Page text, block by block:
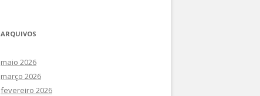
DIREITO E NAS POLÍTICAS
III CONGRESSO INTERNACIONAL –
III CONGRESSO INTERNACIONAL –
BRASIL (2021)
ARQUIVOS
maio 2026
março 2026
fevereiro 2026